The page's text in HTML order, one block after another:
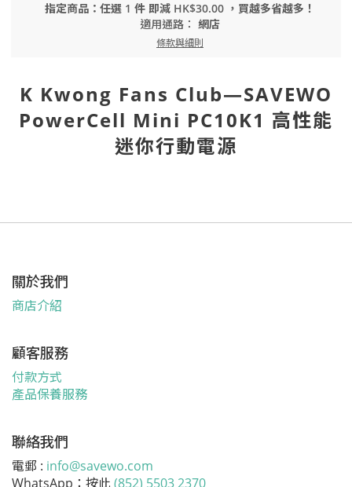
指定商品：任選 1 件 即減 HK$30.00 ，買越多省越多！
適用通路： 網店
條款與細則
K Kwong Fans Club—SAVEWO
PowerCell Mini PC10K1 高性能
迷你行動電源
關於我們
商店介紹
顧客服務
付款方式
產品保養服務
聯絡我們
電郵 : info@savewo.com
WhatsApp：按此 (852) 5503 2370